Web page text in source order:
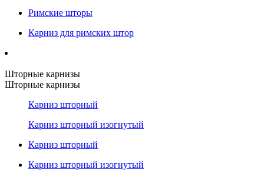
Римские шторы
Карниз для римских штор
Шторные карнизы
Шторные карнизы
Карниз шторный
Карниз шторный изогнутый
Карниз шторный
Карниз шторный изогнутый